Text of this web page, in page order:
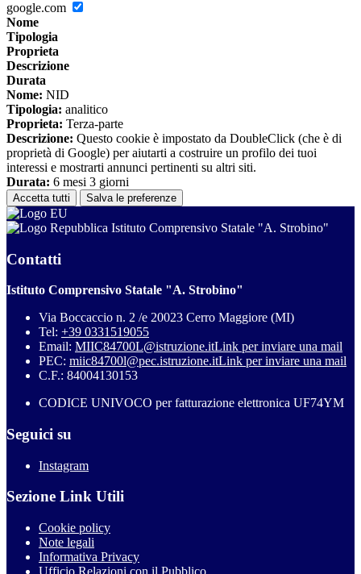
google.com
Nome
Tipologia
Proprieta
Descrizione
Durata
Nome: NID
Tipologia: analitico
Proprieta: Terza-parte
Descrizione: Questo cookie è impostato da DoubleClick (che è di
proprietà di Google) per aiutarti a costruire un profilo dei tuoi
interessi e mostrarti annunci pertinenti su altri siti.
Durata: 6 mesi 3 giorni
Accetta tutti Salva le preferenze
Istituto Comprensivo Statale "A. Strobino"
Contatti
Istituto Comprensivo Statale "A. Strobino"
Via Boccaccio n. 2 /e 20023 Cerro Maggiore (MI)
Tel: +39 0331519055
Email: MIIC84700L@istruzione.itLink per inviare una mail
PEC: miic84700l@pec.istruzione.itLink per inviare una mail
C.F.: 84004130153
CODICE UNIVOCO per fatturazione elettronica UF74YM
Seguici su
Instagram
Sezione Link Utili
Cookie policy
Note legali
Informativa Privacy